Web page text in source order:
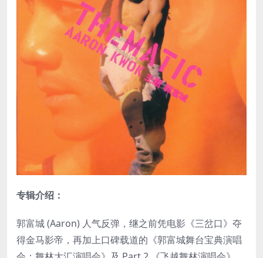
专辑介绍：
郭富城 (Aaron) 人气反弹，继之前凭电影《三岔口》夺
得金马影帝，再加上口碑载道的《郭富城舞台宝典演唱